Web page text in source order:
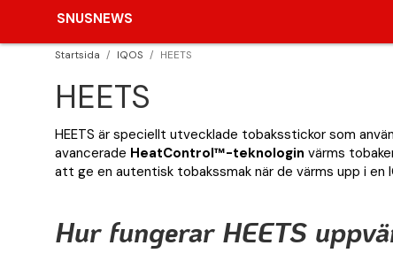
SNUSNEWS
Startsida / IQOS / HEETS
HEETS
HEETS är speciellt utvecklade tobaksstickor som
avancerade HeatControl™-teknologin värms
att ge en autentisk tobakssmak när de värms upp i en
Hur fungerar HEETS